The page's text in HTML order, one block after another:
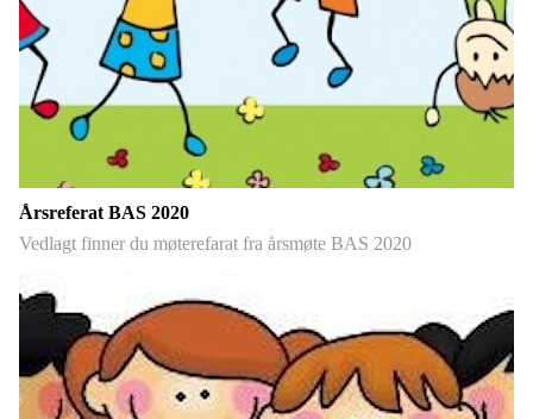
Årsreferat BAS 2020
Vedlagt finner du møterefarat fra årsmøte BAS 2020